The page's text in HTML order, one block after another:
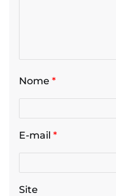
Nome *
E-mail *
Site